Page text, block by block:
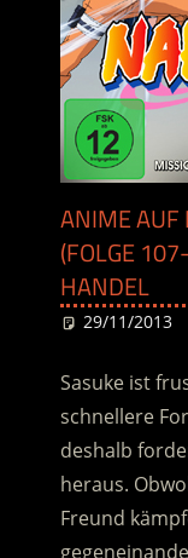
ANIME AUF
(FOLGE
HANDEL
29/11/2013
Sasuke ist
schnellere
deshalb
heraus.
Freund